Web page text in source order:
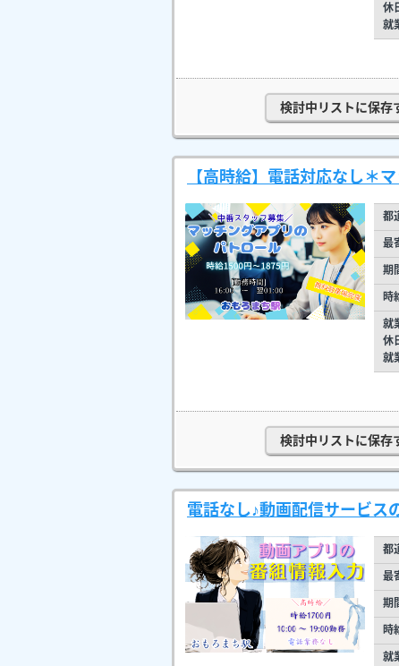
休
就
検討中リストに保存
【高時給】電話対応なし＊
都
最
期
時
就
休
就
検討中リストに保存
電話なし♪動画配信サービ
都
最
期
時
就